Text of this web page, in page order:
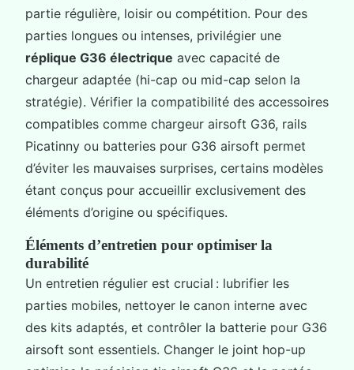
partie régulière, loisir ou compétition. Pour des
parties longues ou intenses, privilégier une
réplique G36 électrique avec capacité de
chargeur adaptée (hi-cap ou mid-cap selon la
stratégie). Vérifier la compatibilité des accessoires
compatibles comme chargeur airsoft G36, rails
Picatinny ou batteries pour G36 airsoft permet
d’éviter les mauvaises surprises, certains modèles
étant conçus pour accueillir exclusivement des
éléments d’origine ou spécifiques.
Éléments d’entretien pour optimiser la
durabilité
Un entretien régulier est crucial : lubrifier les
parties mobiles, nettoyer le canon interne avec
des kits adaptés, et contrôler la batterie pour G36
airsoft sont essentiels. Changer le joint hop-up